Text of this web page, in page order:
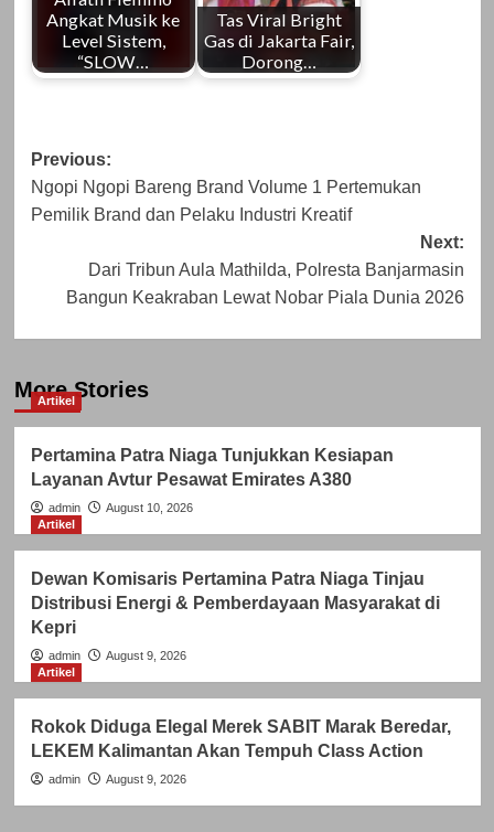
Angkat Musik ke
Level Sistem,
“SLOW…
Tas Viral Bright
Gas di Jakarta Fair,
Dorong…
Post
navigation
Previous:
Ngopi Ngopi Bareng Brand Volume 1 Pertemukan
Pemilik Brand dan Pelaku Industri Kreatif
Next:
Dari Tribun Aula Mathilda, Polresta Banjarmasin
Bangun Keakraban Lewat Nobar Piala Dunia 2026
More Stories
Artikel
Pertamina Patra Niaga Tunjukkan Kesiapan
Layanan Avtur Pesawat Emirates A380
admin
August 10, 2026
Artikel
Dewan Komisaris Pertamina Patra Niaga Tinjau
Distribusi Energi & Pemberdayaan Masyarakat di
Kepri
admin
August 9, 2026
Artikel
Rokok Diduga Elegal Merek SABIT Marak Beredar,
LEKEM Kalimantan Akan Tempuh Class Action
admin August 9, 2026